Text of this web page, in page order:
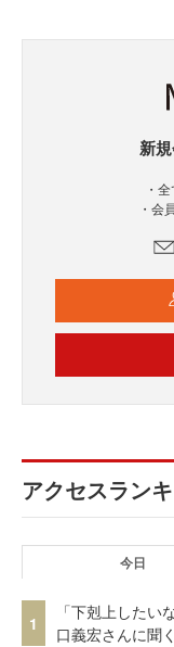
新
・
・会
アクセスラン
今日
1
「下剋上したい
口義宏さんに聞